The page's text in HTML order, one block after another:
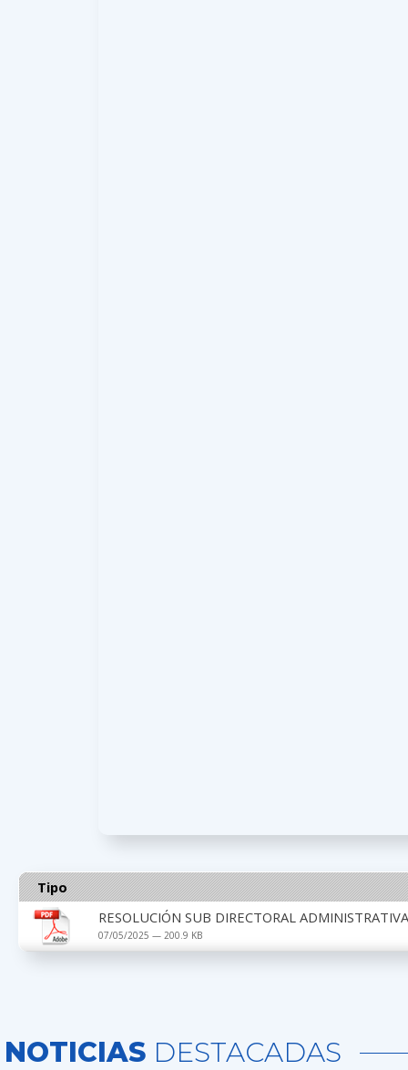
Tipo
RESOLUCIÓN SUB DIRECTORAL
07/05/2025 — 200.9 KB
NOTICIAS DESTACADAS